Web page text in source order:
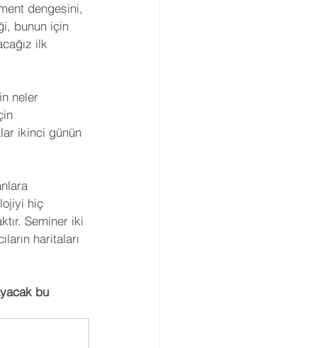
dengesini,
bunun için
ilk
neler
ikinci günün
hiç
Seminer iki
haritaları
bu